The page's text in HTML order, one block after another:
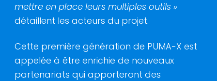
mettre en place leurs multiples outils »
détaillent les acteurs du projet.
Cette première génération de PUMA-X est
appelée à être enrichie de nouveaux
partenariats qui apporteront des